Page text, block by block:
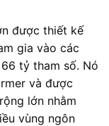
được thiết kế
gia vào các
tỷ tham số. Nó
và được
lớn nhằm
vùng ngôn